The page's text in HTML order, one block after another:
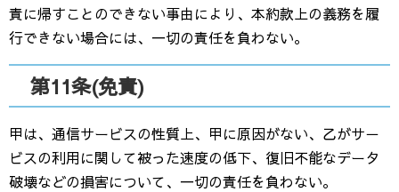
責に帰すことのできない事由により、本約款上の義務を履
行できない場合には、一切の責任を負わない。
第11条(免責)
甲は、通信サービスの性質上、甲に原因がない、乙がサ－
ビスの利用に関して被った速度の低下、復旧不能なデータ
破壊などの損害について、一切の責任を負わない。